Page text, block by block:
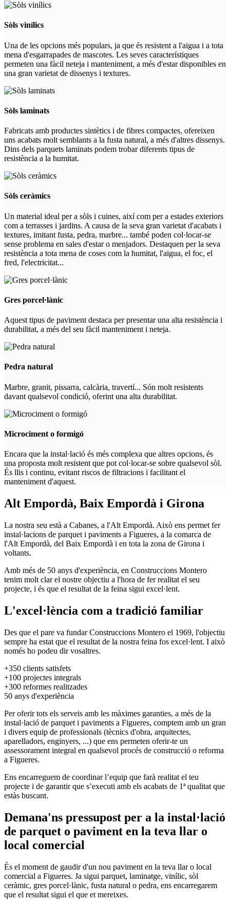
Sòls vinílics
Una de les opcions més populars, ja que és resistent a l'aigua i a tota
mena d'esgarrapades de mascotes. Les seves característiques
permeten una fàcil neteja i manteniment, a més d'estar disponibles en
una gran varietat de dissenys i textures.
Sòls laminats
Fabricats amb productes sintètics i de fibres compactes, ofereixen
uns acabats molt semblants a la fusta natural, a més d'altres dissenys.
Dins dels parquets laminats podem trobar diferents tipus de
resistència a la humitat.
Sòls ceràmics
Un material ideal per a sòls i cuines, així com per a estades exteriors
com a terrasses i jardins. A causa de la seva gran varietat d'acabats i
textures, imitant fusta, pedra, marbre... també poden col·locar-se
sense problema en sales d'estar o menjadors. Destaquen per la seva
resistència a tota mena de coses com la humitat, l'aigua, el foc, el
fred, l'electricitat...
Gres porcel·lànic
Aquest tipus de paviment destaca per presentar una alta resistència i
durabilitat, a més del seu fàcil manteniment i neteja.
Pedra natural
Marbre, granit, pissarra, calcària, travertí... Són molt resistents
davant qualsevol condició, oferint una alta durabilitat.
Microciment o formigó
Encara que la instal·lació és més complexa que altres opcions, és
una proposta molt resistent que pot col·locar-se sobre qualsevol sòl.
És llis i continu, evitant riscos de filtracions i facilitant el
manteniment d'aquest.
Alt Empordà, Baix Empordà i Girona
La nostra seu està a Cabanes, a l'Alt Empordà. Això ens permet fer
instal·lacions de parquet i paviments a Figueres, a la comarca de
l'Alt Empordà, del Baix Empordà i en tota la zona de Girona i
voltants.
Amb més de 50 anys d'experiència, en Construccions Montero
tenim molt clar el nostre objectiu a l'hora de fer realitat el seu
projecte, i és que el resultat de la feina sigui excel·lent.
L'excel·lència com a tradició familiar
Des que el pare va fundar Construccions Montero el 1969, l'objectiu
sempre ha estat que el resultat de la nostra feina fos excel·lent. I això
només ho podeu dir vosaltres.
+350 clients satisfets
+100 projectes integrals
+300 reformes realitzades
50 anys d'experiència
Per oferir tots els serveis amb les màximes garanties, a més de la
instal·lació de parquet i paviments a Figueres, comptem amb un gran
i divers equip de professionals (tècnics d'obra, arquitectes,
aparelladors, enginyers, ...) que ens permeten oferir-te un
assessorament integral en qualsevol procés de construcció o reforma
a Figueres.
Ens encarreguem de coordinar l’equip que farà realitat el teu
projecte i de garantir que s’executi amb els acabats de 1ª qualitat que
estàs buscant.
Demana'ns pressupost per a la instal·lació
de parquet o paviment en la teva llar o
local comercial
És el moment de gaudir d'un nou paviment en la teva llar o local
comercial a Figueres. Ja sigui parquet, laminatge, vinílic, sòl
ceràmic, gres porcel·lànic, fusta natural o pedra, ens encarregarem
que el resultat sigui el que et mereixes.